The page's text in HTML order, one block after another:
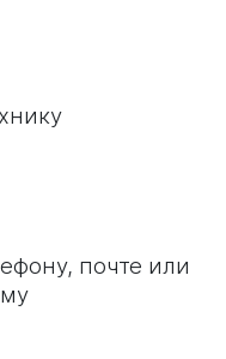
почте или